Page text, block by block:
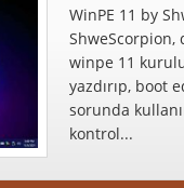
WinPE 11 by
ShweScorpion,
winpe 11
yazdırıp, boot
sorunda
kontrol...